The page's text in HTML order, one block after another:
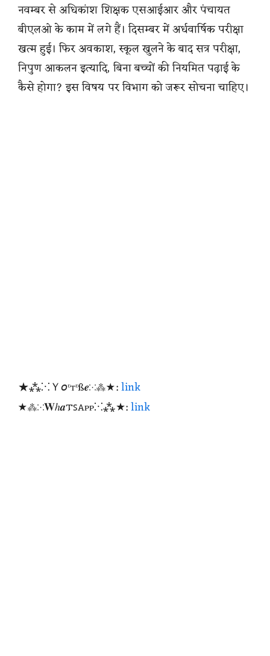
नवम्बर से अधिकांश शिक्षक एसआईआर और पंचायत
बीएलओ के काम में लगे हैं। दिसम्बर में अर्धवार्षिक परीक्षा
खत्म हुई। फिर अवकाश, स्कूल खुलने के बाद सत्र परीक्षा,
निपुण आकलन इत्यादि, बिना बच्चों की नियमित पढ़ाई के
कैसे होगा? इस विषय पर विभाग को जरूर सोचना चाहिए।
★⁂⁙Ｙ𝘰ᶹтᶹß𝒆⁙⁂★:link
★⁂⁙𝐖ℎ𝒂𐍄ꜱꭺᴩᴩ⁙⁂★:link